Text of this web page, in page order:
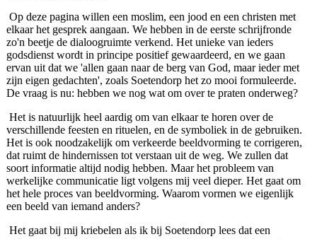
Op deze pagina willen een moslim, een jood en een christen met
elkaar het gesprek aangaan. We hebben in de eerste schrijfronde
zo'n beetje de dialoogruimte ver­kend. Het unieke van ieders
godsdienst wordt in principe positief gewaardeerd, en we gaan
ervan uit dat we 'allen gaan naar de berg van God, maar ieder met
zijn eigen gedachten', zoals Soetendorp het zo mooi formuleerde.
De vraag is nu: hebben we nog wat om over te praten onder­weg?
Het is natuurlijk heel aardig om van elkaar te horen over de
verschillende feesten en rituelen, en de symbo­liek in de gebruiken.
Het is ook noodzakelijk om ver­keerde beeldvorming te corrigeren,
dat ruimt de hinder­nissen tot verstaan uit de weg. We zullen dat
soort informatie altijd nodig hebben. Maar het probleem van
werkelijke communicatie ligt volgens mij veel dieper. Het gaat om
het hele proces van beeldvorming. Waarom vormen we eigenlijk
een beeld van iemand anders?
Het gaat bij mij kriebelen als ik bij Soetendorp lees dat een